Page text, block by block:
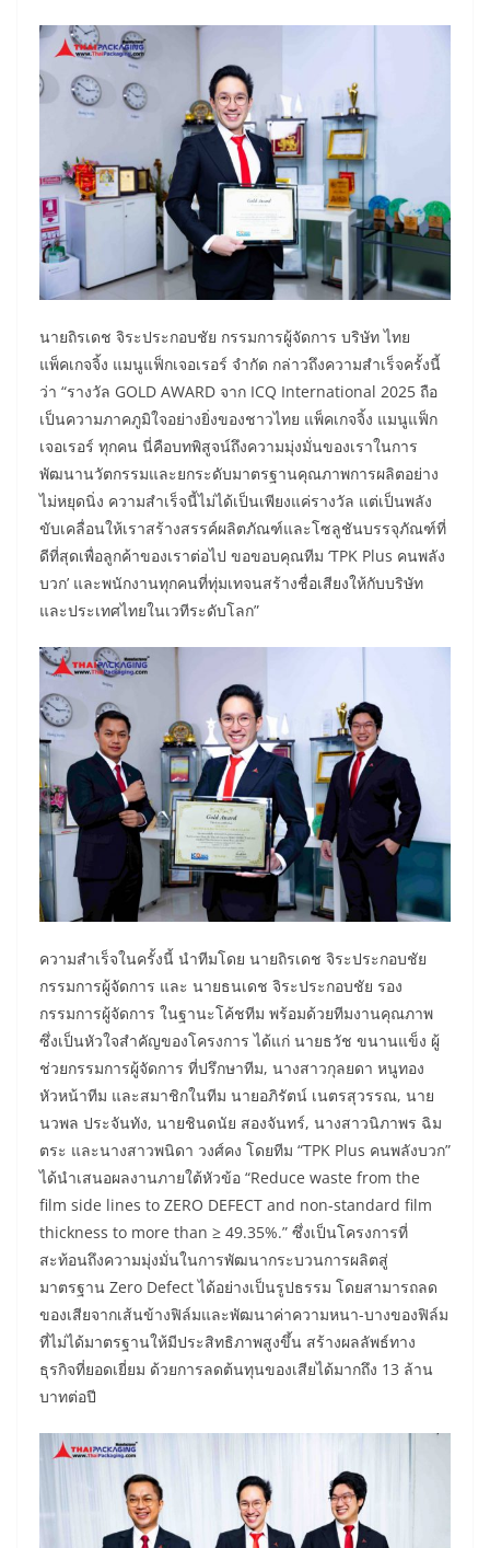
นายถิรเดช จิระประกอบชัย กรรมการผู้จัดการ บริษัท ไทย
แพ็คเกจจิ้ง แมนูแฟ็กเจอเรอร์ จำกัด กล่าวถึงความสำเร็จครั้งนี้
ว่า “รางวัล GOLD AWARD จาก ICQ International 2025 ถือ
เป็นความภาคภูมิใจอย่างยิ่งของชาวไทย แพ็คเกจจิ้ง แมนูแฟ็ก
เจอเรอร์ ทุกคน นี่คือบทพิสูจน์ถึงความมุ่งมั่นของเราในการ
พัฒนานวัตกรรมและยกระดับมาตรฐานคุณภาพการผลิตอย่าง
ไม่หยุดนิ่ง ความสำเร็จนี้ไม่ได้เป็นเพียงแค่รางวัล แต่เป็นพลัง
ขับเคลื่อนให้เราสร้างสรรค์ผลิตภัณฑ์และโซลูชันบรรจุภัณฑ์ที่
ดีที่สุดเพื่อลูกค้าของเราต่อไป ขอขอบคุณทีม ‘TPK Plus คนพลัง
บวก’ และพนักงานทุกคนที่ทุ่มเทจนสร้างชื่อเสียงให้กับบริษัท
และประเทศไทยในเวทีระดับโลก”
ความสำเร็จในครั้งนี้ นำทีมโดย นายถิรเดช จิระประกอบชัย
กรรมการผู้จัดการ และ นายธนเดช จิระประกอบชัย รอง
กรรมการผู้จัดการ ในฐานะโค้ชทีม พร้อมด้วยทีมงานคุณภาพ
ซึ่งเป็นหัวใจสำคัญของโครงการ ได้แก่ นายธวัช ขนานแข็ง ผู้
ช่วยกรรมการผู้จัดการ ที่ปรึกษาทีม, นางสาวกุลยดา หนูทอง
หัวหน้าทีม และสมาชิกในทีม นายอภิรัตน์ เนตรสุวรรณ, นาย
นวพล ประจันทัง, นายชินดนัย สองจันทร์, นางสาวนิภาพร ฉิม
ตระ และนางสาวพนิดา วงศ์คง โดยทีม “TPK Plus คนพลังบวก”
ได้นำเสนอผลงานภายใต้หัวข้อ “Reduce waste from the
film side lines to ZERO DEFECT and non-standard film
thickness to more than ≥ 49.35%.” ซึ่งเป็นโครงการที่
สะท้อนถึงความมุ่งมั่นในการพัฒนากระบวนการผลิตสู่
มาตรฐาน Zero Defect ได้อย่างเป็นรูปธรรม โดยสามารถลด
ของเสียจากเส้นข้างฟิล์มและพัฒนาค่าความหนา-บางของฟิล์ม
ที่ไม่ได้มาตรฐานให้มีประสิทธิภาพสูงขึ้น สร้างผลลัพธ์ทาง
ธุรกิจที่ยอดเยี่ยม ด้วยการลดต้นทุนของเสียได้มากถึง 13 ล้าน
บาทต่อปี